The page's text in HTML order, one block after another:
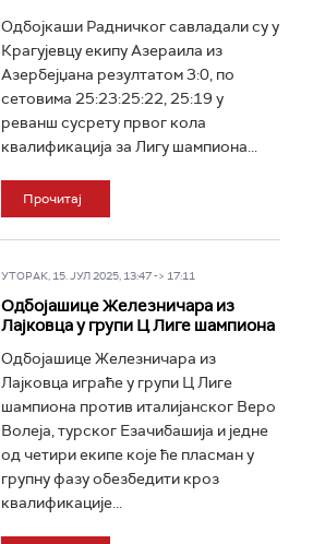
Одбојкаши Радничког савладали су у
Крагујевцу екипу Азераила из
Азербејџана резултатом 3:0, по
сетовима 25:23:25:22, 25:19 у
реванш сусрету првог кола
квалификација за Лигу шампиона...
Прочитај
УТОРАК, 15. ЈУЛ 2025, 13:47 -> 17:11
Одбојашице Железничара из
Лајковца у групи Ц Лиге шампиона
Одбојашице Железничара из
Лајковца играће у групи Ц Лиге
шампиона против италијанског Веро
Волеја, турског Езачибашија и једне
од четири екипе које ће пласман у
групну фазу обезбедити кроз
квалификације...